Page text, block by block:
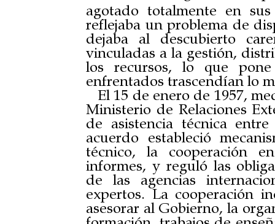
agotado totalmente en sus
reflejaba un problema de
dejaba al descubierto
vinculadas a la gestión,
los recursos, lo que
enfrentados trascendían lo
El 15 de enero de 1957,
Ministerio de Relaciones
de asistencia técnica
acuerdo estableció
técnico, la cooperación
informes, y reguló las
de las agencias
expertos. La cooperación
asesorar al Gobierno, la